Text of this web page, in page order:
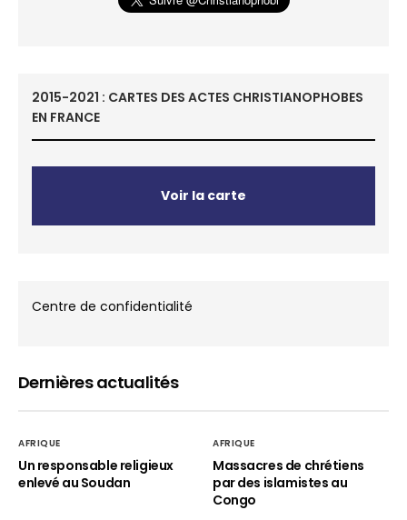
2015-2021 : CARTES DES ACTES CHRISTIANOPHOBES
EN FRANCE
Voir la carte
Centre de confidentialité
Dernières actualités
AFRIQUE
Un responsable religieux
enlevé au Soudan
AFRIQUE
Massacres de chrétiens
par des islamistes au
Congo